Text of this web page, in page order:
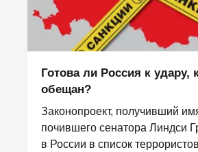
Готова ли Россия к удару,
обещан?
Законопроект, получивший
почившего сенатора Линдси
в России в список